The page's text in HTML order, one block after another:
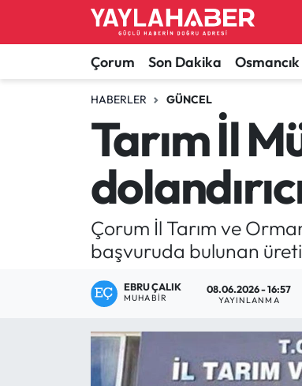
Çorum Son Dakika Osmancık
HABERLER GÜNCEL
Tarım İl
Çorum İl Tarım ve
başvuruda bulunan
EBRU ÇALIK
MUHABIR
08.06.2026 - 16:57
YAYINLANMA
Alaca Haberleri
Bayat Haberleri
Bilgi - Keşfet Haberleri
Bilim ve Teknoloji
Boğazkale Haberleri
Çorum Haberleri
Çorum Son Dakika Haberleri
Dodurga Haberleri
Çorum Nöbetçi Eczaneler
Çorum Hava Durumu
Çorum Namaz Vakitleri
Çorum Trafik Yoğunluk Haritası
TFF 1.Lig Puan Durumu ve Fikstür
Tüm Manşetler
Son Dakika Haberleri
Haber Arşivi